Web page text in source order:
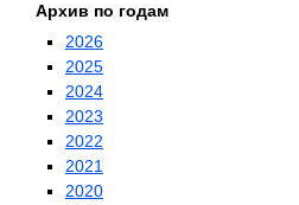
Архив по годам
2026
2025
2024
2023
2022
2021
2020